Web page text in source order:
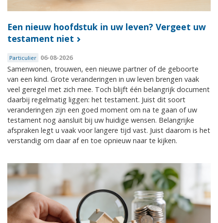
Een nieuw hoofdstuk in uw leven? Vergeet uw
testament niet
Particulier 06-08-2026
Samenwonen, trouwen, een nieuwe partner of de geboorte
van een kind. Grote veranderingen in uw leven brengen vaak
veel geregel met zich mee. Toch blijft één belangrijk document
daarbij regelmatig liggen: het testament. Juist dit soort
veranderingen zijn een goed moment om na te gaan of uw
testament nog aansluit bij uw huidige wensen. Belangrijke
afspraken legt u vaak voor langere tijd vast. Juist daarom is het
verstandig om daar af en toe opnieuw naar te kijken.